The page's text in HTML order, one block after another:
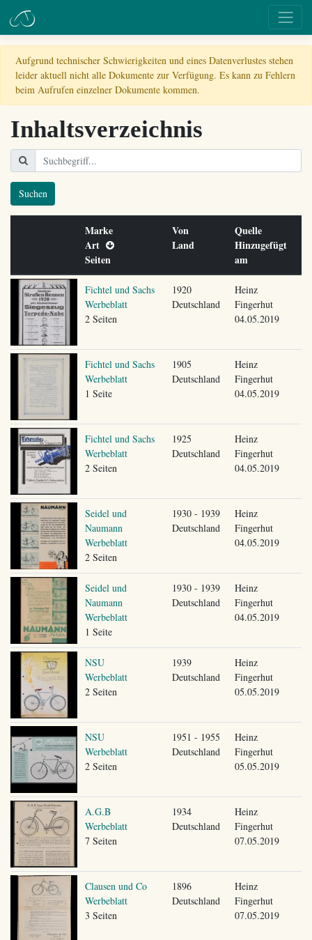
Aufgrund technischer Schwierigkeiten und eines Datenverlustes stehen
leider aktuell nicht alle Dokumente zur Verfügung. Es kann zu Fehlern
beim Aufrufen einzelner Dokumente kommen.
Inhaltsverzeichnis
Suchen
Marke
Art
Seiten
Von
Land
Quelle
Hinzugefügt
am
Fichtel und Sachs
Werbeblatt
2 Seiten
1920
Deutschland
Heinz
Fingerhut
04.05.2019
Fichtel und Sachs
Werbeblatt
1 Seite
1905
Deutschland
Heinz
Fingerhut
04.05.2019
Fichtel und Sachs
Werbeblatt
2 Seiten
1925
Deutschland
Heinz
Fingerhut
04.05.2019
Seidel und
Naumann
Werbeblatt
2 Seiten
1930 - 1939
Deutschland
Heinz
Fingerhut
04.05.2019
Seidel und
Naumann
Werbeblatt
1 Seite
1930 - 1939
Deutschland
Heinz
Fingerhut
04.05.2019
NSU
Werbeblatt
2 Seiten
1939
Deutschland
Heinz
Fingerhut
05.05.2019
NSU
Werbeblatt
2 Seiten
1951 - 1955
Deutschland
Heinz
Fingerhut
05.05.2019
A.G.B
Werbeblatt
7 Seiten
1934
Deutschland
Heinz
Fingerhut
07.05.2019
Clausen und Co
Werbeblatt
3 Seiten
1896
Deutschland
Heinz
Fingerhut
07.05.2019